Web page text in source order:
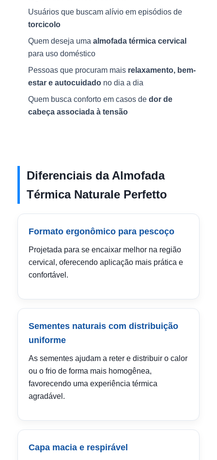
Usuários que buscam alívio em episódios de
torcicolo
Quem deseja uma almofada térmica cervical
para uso doméstico
Pessoas que procuram mais relaxamento, bem-
estar e autocuidado no dia a dia
Quem busca conforto em casos de dor de
cabeça associada à tensão
Diferenciais da Almofada
Térmica Naturale Perfetto
Formato ergonômico para pescoço
Projetada para se encaixar melhor na região
cervical, oferecendo aplicação mais prática e
confortável.
Sementes naturais com distribuição
uniforme
As sementes ajudam a reter e distribuir o calor
ou o frio de forma mais homogênea,
favorecendo uma experiência térmica
agradável.
Capa macia e respirável